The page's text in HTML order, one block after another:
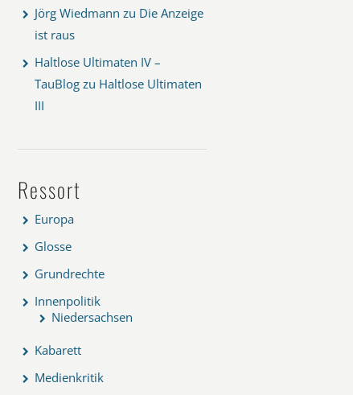
Jörg Wiedmann zu Die Anzeige
ist raus
Haltlose Ultimaten IV –
TauBlog zu Haltlose Ultimaten
III
Ressort
Europa
Glosse
Grundrechte
Innenpolitik
Niedersachsen
Kabarett
Medienkritik